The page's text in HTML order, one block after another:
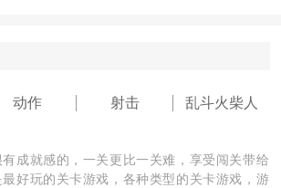
游戏，点击开始游戏；
动作 射击 乱斗火柴人
成就感的，一关更比一关难，享受闯关带给
好玩的关卡游戏，各种类型的关卡游戏，游